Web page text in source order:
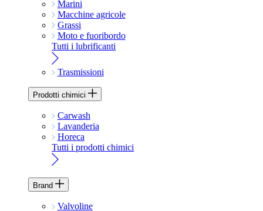
Marini
Macchine agricole
Grassi
Moto e fuoribordo
Tutti i lubrificanti
Trasmissioni
Prodotti chimici
Carwash
Lavanderia
Horeca
Tutti i prodotti chimici
Brand
Valvoline